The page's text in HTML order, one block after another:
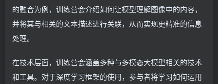
的融合为例，训练营会介绍如何让模型理解图像中的内容，
并将其与相关的文本描述进行关联，从而实现更精准的信息
处理。
在技术层面，训练营会涵盖多种与多模态大模型相关的技术
和工具。对于深度学习框架的使用，参与者将学习如何运用